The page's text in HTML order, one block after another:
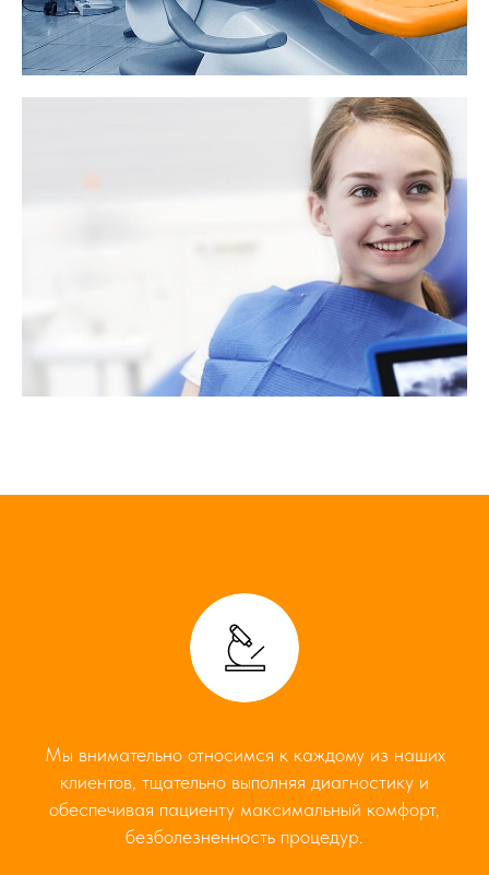
Мы внимательно относимся к каждому из наших
клиентов, тщательно выполняя диагностику и
обеспечивая пациенту максимальный комфорт,
безболезненность процедур.